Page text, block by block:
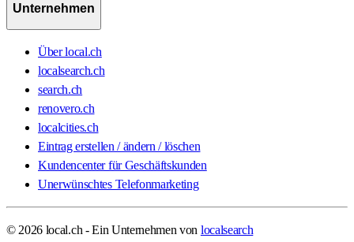
Unternehmen
Über local.ch
localsearch.ch
search.ch
renovero.ch
localcities.ch
Eintrag erstellen / ändern / löschen
Kundencenter für Geschäftskunden
Unerwünschtes Telefonmarketing
© 2026 local.ch - Ein Unternehmen von localsearch